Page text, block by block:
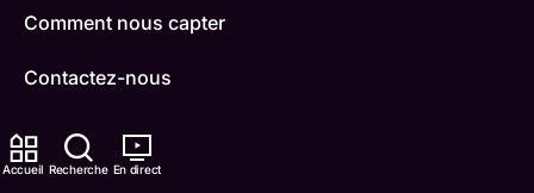
Accueil Recherche En direct
Comment nous capter
Contactez-nous
ONFR